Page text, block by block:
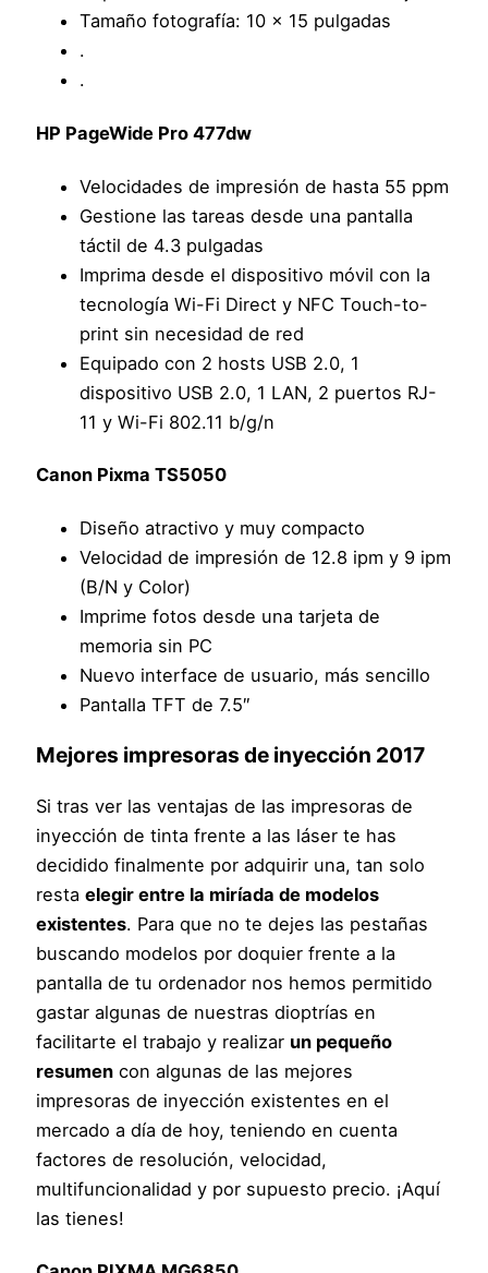
Tamaño fotografía: 10 x 15 pulgadas
.
.
HP PageWide Pro 477dw
Velocidades de impresión de hasta 55 ppm
Gestione las tareas desde una pantalla
táctil de 4.3 pulgadas
Imprima desde el dispositivo móvil con la
tecnología Wi-Fi Direct y NFC Touch-to-
print sin necesidad de red
Equipado con 2 hosts USB 2.0, 1
dispositivo USB 2.0, 1 LAN, 2 puertos RJ-
11 y Wi-Fi 802.11 b/g/n
Canon Pixma TS5050
Diseño atractivo y muy compacto
Velocidad de impresión de 12.8 ipm y 9 ipm
(B/N y Color)
Imprime fotos desde una tarjeta de
memoria sin PC
Nuevo interface de usuario, más sencillo
Pantalla TFT de 7.5″
Mejores impresoras de inyección 2017
Si tras ver las ventajas de las impresoras de
inyección de tinta frente a las láser te has
decidido finalmente por adquirir una, tan solo
restaelegir entre la miríada de modelos
existentes. Para que no te dejes las pestañas
buscando modelos por doquier frente a la
pantalla de tu ordenador nos hemos permitido
gastar algunas de nuestras dioptrías en
facilitarte el trabajo y realizar un pequeño
resumen con algunas de las mejores
impresoras de inyección existentes en el
mercado a día de hoy, teniendo en cuenta
factores de resolución, velocidad,
multifuncionalidad y por supuesto precio. ¡Aquí
las tienes!